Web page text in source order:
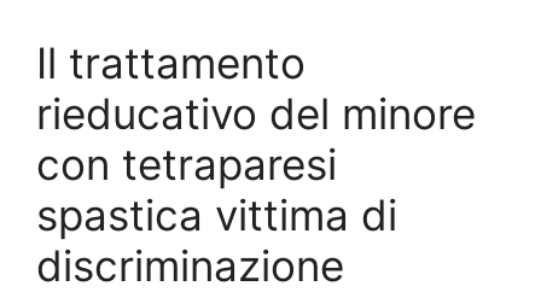
Il trattamento
rieducativo del minore
con tetraparesi
spastica vittima di
discriminazione